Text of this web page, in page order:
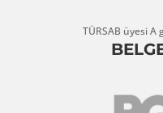
TÜRSAB üyesi A